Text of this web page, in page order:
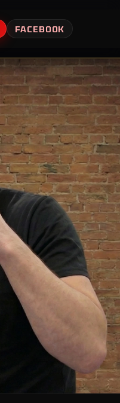
FACEBOOK